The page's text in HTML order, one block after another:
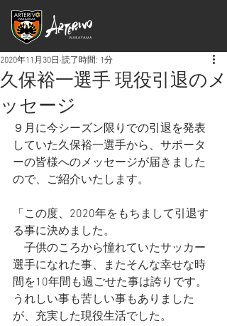
久保裕一選手 現役引退のメ
ッセージ
2020年11月30日 読了時間: 1分
９月に今シーズン限りでの引退を発表
していた久保裕一選手から、サポータ
ーの皆様へのメッセージが届きました
ので、ご紹介いたします。
「 この度、2020年をもちまして引退す
る事に決めました。
子供のころから憧れていたサッカー
選手になれた事、またそんな幸せな時
間を10年間も過ごせた事は誇りです。
うれしい事も苦しい事もありました
が、充実した現役生活でした。